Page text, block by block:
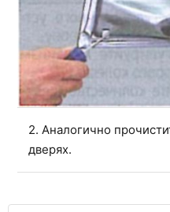
2. Аналогично
дверях.